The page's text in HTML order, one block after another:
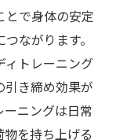
とで身体の安定
ながります。
ィトレーニング
引き締め効果が
ニングは日常
を持ち上げる